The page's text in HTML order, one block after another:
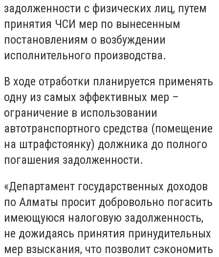
задолженности с физических лиц, путем
принятия ЧСИ мер по вынесенным
постановлениям о возбуждении
исполнительного производства.
В ходе отработки планируется применять
одну из самых эффективных мер –
ограничение в использовании
автотранспортного средства (помещение
на штрафстоянку) должника до полного
погашения задолженности.
«Департамент государственных доходов
по Алматы просит добровольно погасить
имеющуюся налоговую задолженность,
не дожидаясь принятия принудительных
мер взыскания, что позволит сэкономить